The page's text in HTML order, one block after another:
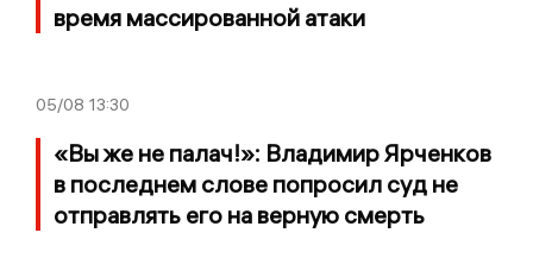
время массированной атаки
05/08 13:30
«Вы же не палач!»: Владимир Ярченков
в последнем слове попросил суд не
отправлять его на верную смерть